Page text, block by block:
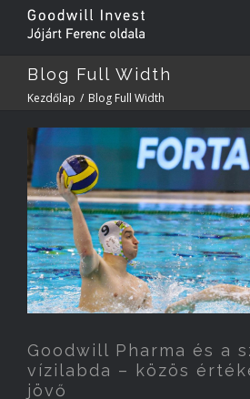
Blog Full Width
Kezdőlap / Blog Full Width
Goodwill Pharma és a
vízilabda – közös
jövő